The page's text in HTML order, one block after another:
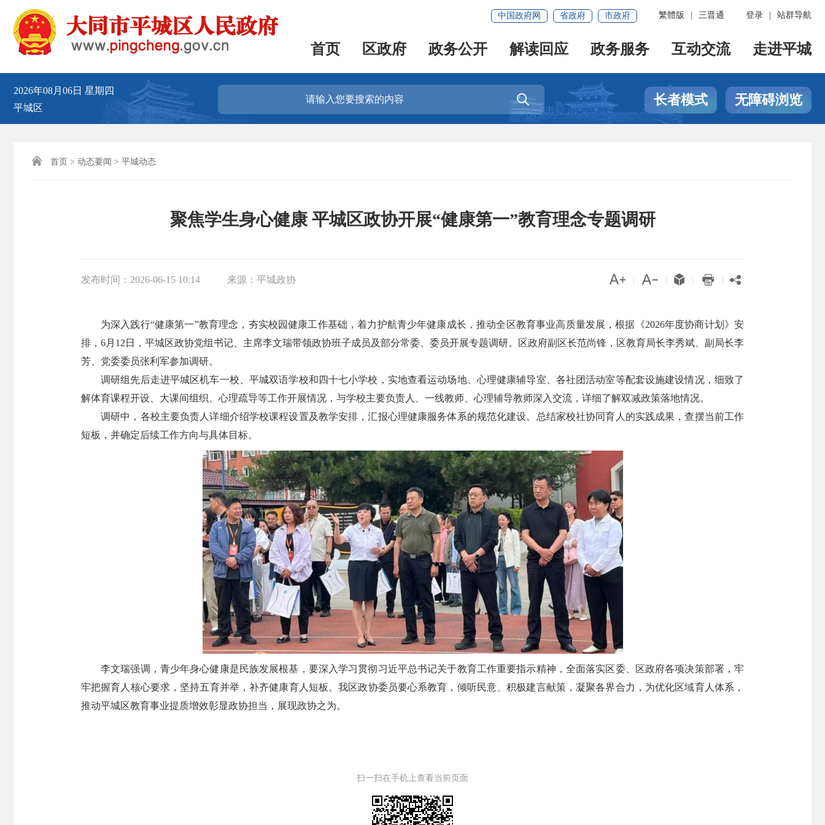
登录 站群导航
繁體版 三晋通
中国政府网 省政府 市政府
首页 区政府 政务公开 解读回应 政务服务 互动交流 走进平城
2026年08月06日 星期四
平城区
 长者模式 无障碍浏览
 首页 > 动态要闻 > 平城动态
聚焦学生身心健康 平城区政协开展“健康第一”教育理念专题调研
发布时间： 2026-06-15 10:14 来源： 平城政协     
为深入践行“健康第一”教育理念，夯实校园健康工作基础，着力护航青少年健康成长，推动全区教育事业高质量发展，根据《2026年度协商计划》安
排，6月12日，平城区政协党组书记、主席李文瑞带领政协班子成员及部分常委、委员开展专题调研。区政府副区长范尚锋，区教育局长李秀斌、副局长李
芳、党委委员张利军参加调研。
调研组先后走进平城区机车一校、平城双语学校和四十七小学校，实地查看运动场地、心理健康辅导室、各社团活动室等配套设施建设情况，细致了
解体育课程开设、大课间组织、心理疏导等工作开展情况，与学校主要负责人、一线教师、心理辅导教师深入交流，详细了解双减政策落地情况。
调研中，各校主要负责人详细介绍学校课程设置及教学安排，汇报心理健康服务体系的规范化建设。总结家校社协同育人的实践成果，查摆当前工作
短板，并确定后续工作方向与具体目标。
李文瑞强调，青少年身心健康是民族发展根基，要深入学习贯彻习近平总书记关于教育工作重要指示精神，全面落实区委、区政府各项决策部署，牢
牢把握育人核心要求，坚持五育并举，补齐健康育人短板。我区政协委员要心系教育，倾听民意、积极建言献策，凝聚各界合力，为优化区域育人体系，
推动平城区教育事业提质增效彰显政协担当，展现政协之为。
扫一扫在手机上查看当前页面